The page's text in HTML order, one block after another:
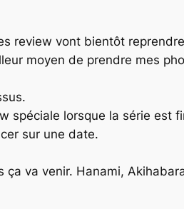
review vont bientôt
moyen de prendre mes
spéciale lorsque la série est
sur une date.
ça va venir. Hanami,